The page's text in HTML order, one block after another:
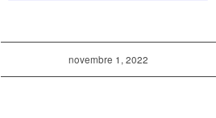
novembre 1, 2022